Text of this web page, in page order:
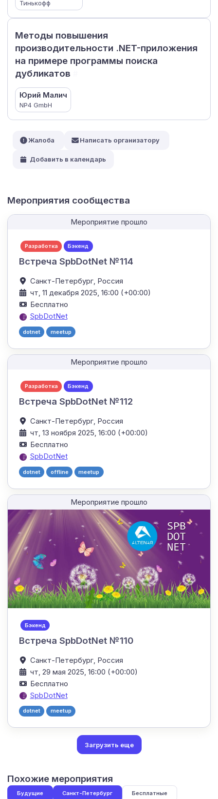
Тинькофф
Методы повышения
производительности .NET-приложения
на примере программы поиска
дубликатов
Юрий Малич
NP4 GmbH
Жалоба Написать организатору
Добавить в календарь
Мероприятия сообщества
Мероприятие прошло
Разработка Бэкенд
Встреча SpbDotNet №114
Санкт-Петербург, Россия
чт, 11 декабря 2025, 16:00 (+00:00)
Бесплатно
SpbDotNet
dotnet meetup
Мероприятие прошло
Разработка Бэкенд
Встреча SpbDotNet №112
Санкт-Петербург, Россия
чт, 13 ноября 2025, 16:00 (+00:00)
Бесплатно
SpbDotNet
dotnet offline meetup
Мероприятие прошло
Бэкенд
Встреча SpbDotNet №110
Санкт-Петербург, Россия
чт, 29 мая 2025, 16:00 (+00:00)
Бесплатно
SpbDotNet
dotnet meetup
Загрузить еще
Похожие мероприятия
Будущие Санкт-Петербург Бесплатные